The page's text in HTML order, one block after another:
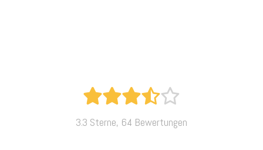
3.3 Sterne, 64 Bewertungen